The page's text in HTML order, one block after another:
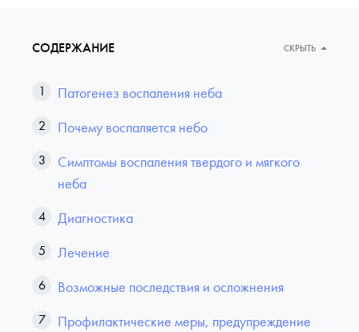
СОДЕРЖАНИЕ СКРЫТЬ
Патогенез воспаления неба
Почему воспаляется небо
Симптомы воспаления твердого и мягкого
неба
Диагностика
Лечение
Возможные последствия и осложнения
Профилактические меры, предупреждение